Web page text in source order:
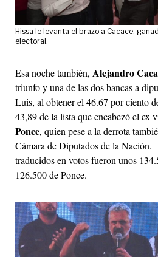
Hissa le levanta el brazo a Cacace,
electoral.
Esa noche también, Alejandro
triunfo y una de las dos bancas a
Luis, al obtener el 46.67 por ciento
43,89 de la lista que encabezó el ex
Ponce, quien pese a la derrota
Cámara de Diputados de la Nación.
traducidos en votos fueron unos
126.500 de Ponce.